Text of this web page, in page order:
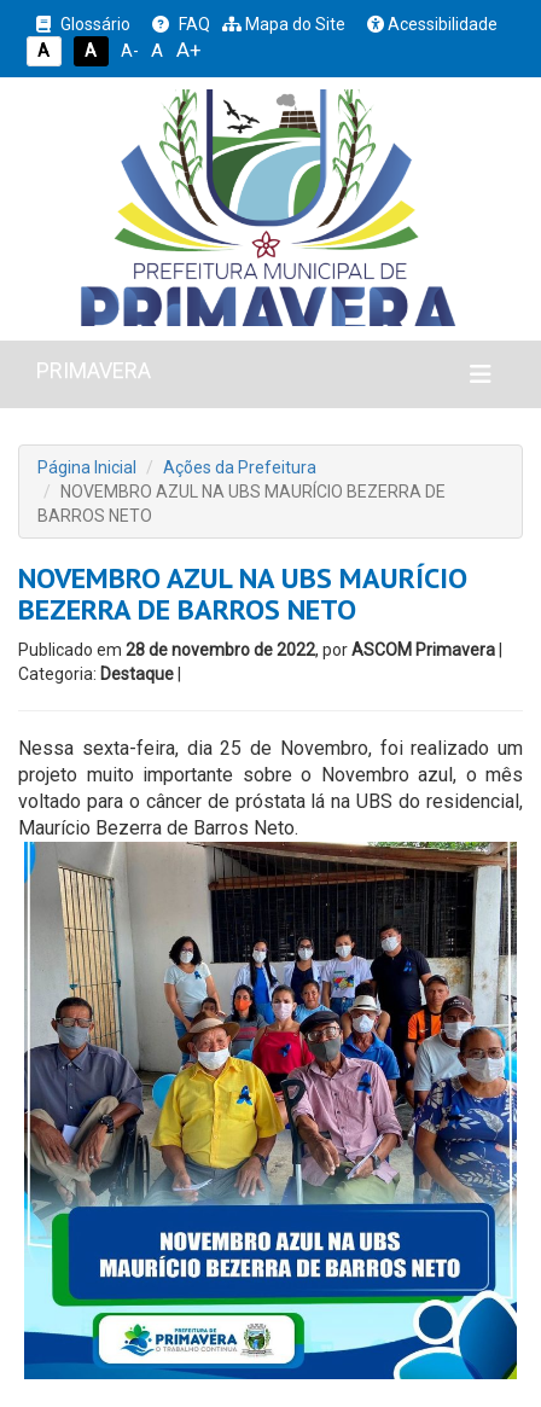
Glossário FAQ Mapa do Site
Acessibilidade
A
A A- A A+
PRIMAVERA
Página Inicial
Ações da Prefeitura
NOVEMBRO AZUL NA UBS MAURÍCIO BEZERRA DE
BARROS NETO
NOVEMBRO AZUL NA UBS MAURÍCIO
BEZERRA DE BARROS NETO
Publicado em 28 de novembro de 2022, porASCOM Primavera
Categoria: Destaque
Nessa sexta-feira, dia 25 de Novembro, foi realizado um
projeto muito importante sobre o Novembro azul, o mês
voltado para o câncer de próstata lá na UBS do residencial,
Maurício Bezerra de Barros Neto.